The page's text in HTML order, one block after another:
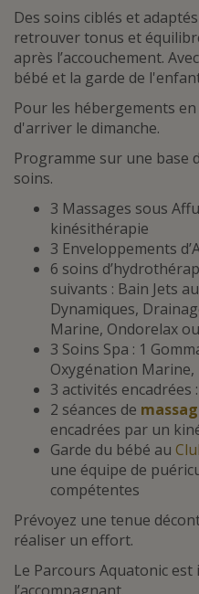
Des soins ciblés et
retrouver tonus et
après l’accouchement.
bébé et la garde de
Pour les hébergements
d'arriver le dimanche.
Programme sur une base
soins.
3 Massages sous
kinésithérapie
3 Enveloppements
6 soins
suivants : Bain Jets
Dynamiques,
Marine, Ondorelax
3 Soins Spa : 1
Oxygénation Marine,
3 activités encadrées
2 séances de
encadrées par un
Garde du bébé au
une équipe de
compétentes
Prévoyez une tenue
réaliser un effort.
Le Parcours Aquatonic